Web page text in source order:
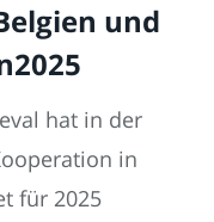
und
hat in der
in
für 2025